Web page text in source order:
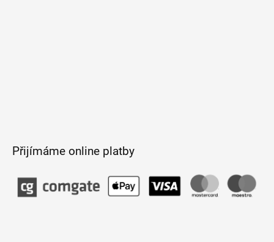
Přijímáme online platby